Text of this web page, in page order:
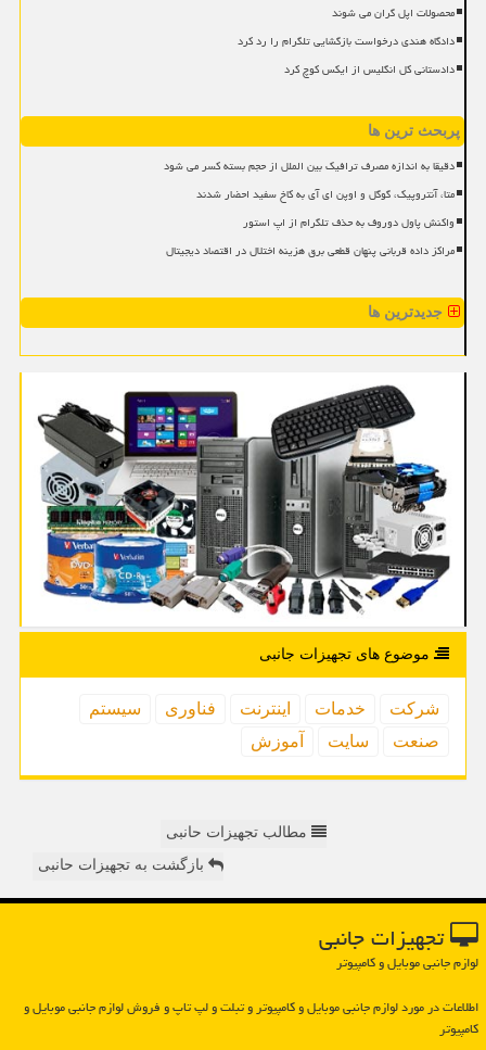
محصولات اپل گران می شوند
دادگاه هندی درخواست بازگشایی تلگرام را رد کرد
دادستانی کل انگلیس از ایکس کوچ کرد
پربحث ترین ها
دقیقا به اندازه مصرف ترافیک بین الملل از حجم بسته کسر می شود
متا، آنتروپیک، گوگل و اوپن ای آی به کاخ سفید احضار شدند
واکنش پاول دوروف به حذف تلگرام از اپ استور
مراکز داده قربانی پنهان قطعی برق هزینه اختلال در اقتصاد دیجیتال
جدیدترین ها
موضوع های تجهیزات جانبی
شركت خدمات اینترنت فناوری
سیستم
صنعت
سایت آموزش
مطالب تجهیزات حانبی
بازگشت به تجهیزات حانبی
تجهیزات جانبی
لوازم جانبی موبایل و کامپیوتر
اطلاعات در مورد لوازم جانبی موبایل و كامپیوتر و تبلت و لپ تاپ و فروش لوازم جانبی موبایل و
كامپیوتر